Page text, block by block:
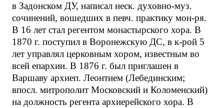
в Задонском ДУ, написал неск. духовно-муз.
сочинений, вошедших в певч. практику мон-ря.
В 16 лет стал регентом монастырского хора. В
1870 г. поступил в Воронежскую ДС, в к-рой 5
лет управлял церковным хором, известным во
всей епархии. В 1876 г. был приглашен в
Варшаву архиеп. Леонтием (Лебединским;
впосл. митрополит Московский и Коломенский)
на должность регента архиерейского хора. В